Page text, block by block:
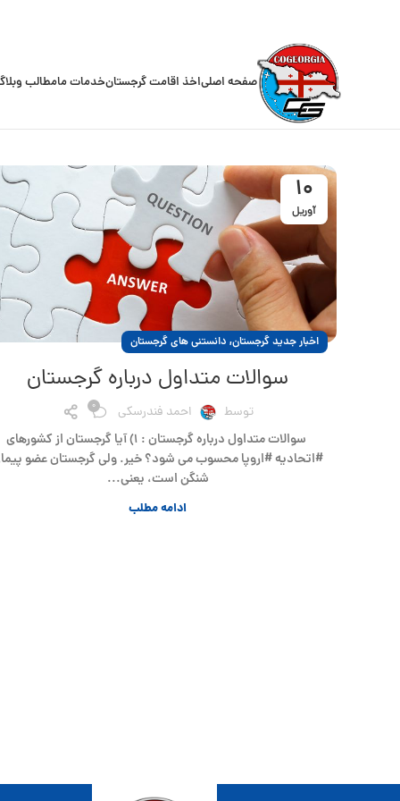
صفحه اصلیاخذ اقامت گرجستانخدمات مامطالب
10
آوریل
اخبار جدید گرجستان, دانستنی های گرجستان
سوالات متداول درباره گرجستان
توسط احمد فندرسکی 0
سوالات متداول درباره گرجستان : ۱) آیا گرجستان از کشورهای
#اتحادیه #اروپا محسوب می شود؟ خیر. ولی گرجستان عضو
شنگن است، یعنی...
ادامه مطلب